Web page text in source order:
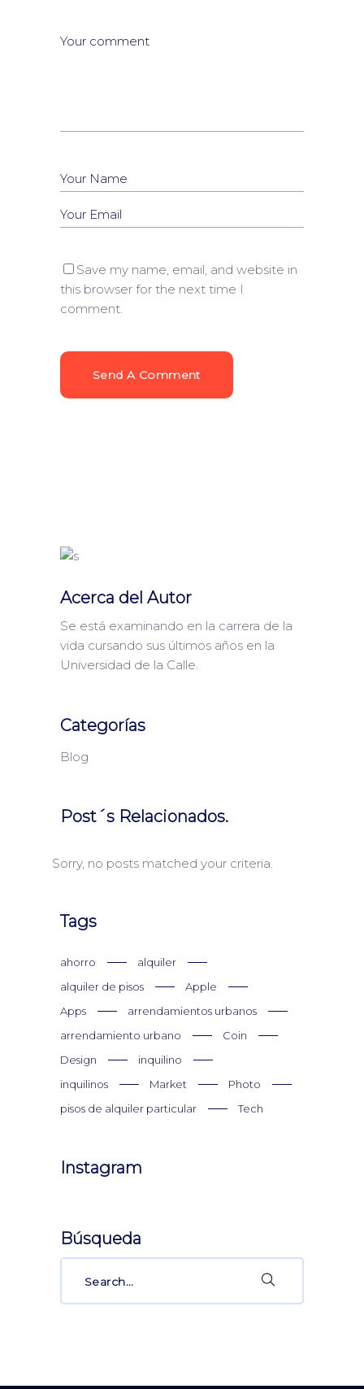
Save my name, email, and website in
this browser for the next time I
comment.
Send A Comment
Acerca del Autor
Se está examinando en la carrera de la
vida cursando sus últimos años en la
Universidad de la Calle.
Categorías
Blog
Post´s Relacionados.
Sorry, no posts matched your criteria.
Tags
ahorro
alquiler
alquiler de pisos
Apple
Apps
arrendamientos urbanos
arrendamiento urbano
Coin
Design
inquilino
inquilinos
Market
Photo
pisos de alquiler particular
Tech
Instagram
Búsqueda